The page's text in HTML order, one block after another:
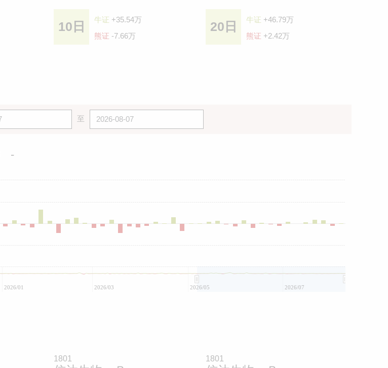
10日 牛证 +35.54万
熊证 -7.66万
20日 牛证 +46.79万
熊证 +2.42万
至
-
2026/01 2026/03 2026/05 2026/07
1801 1801